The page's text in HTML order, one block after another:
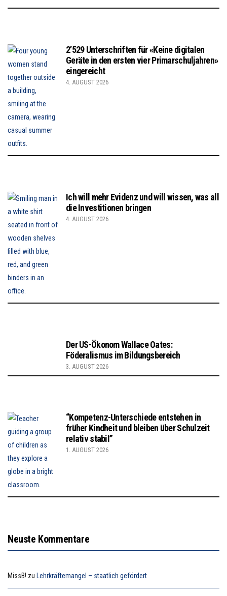
2’529 Unterschriften für «Keine digitalen
Geräte in den ersten vier Primarschuljahren»
eingereicht
4. AUGUST 2026
Ich will mehr Evidenz und will wissen, was all
die Investitionen bringen
4. AUGUST 2026
Der US-Ökonom Wallace Oates:
Föderalismus im Bildungsbereich
3. AUGUST 2026
“Kompetenz-Unterschiede entstehen in
früher Kindheit und bleiben über Schulzeit
relativ stabil”
1. AUGUST 2026
Neuste Kommentare
MissB! zu Lehrkräftemangel – staatlich gefördert